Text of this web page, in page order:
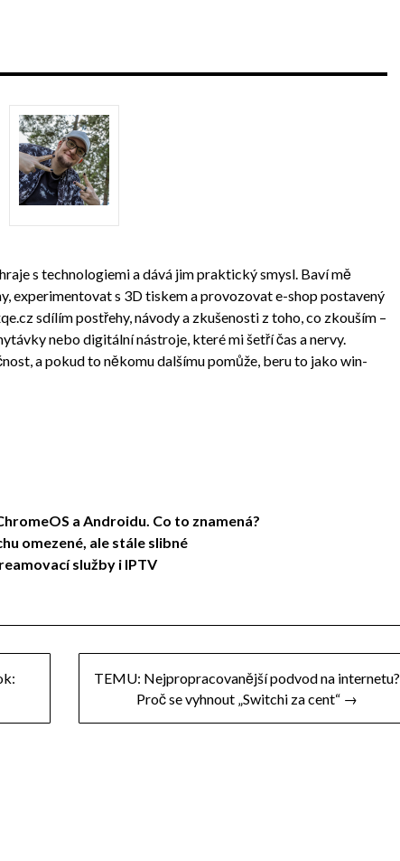
s technologiemi a dává jim praktický smysl. Baví mě
experimentovat s 3D tiskem a provozovat e-shop postavený
sdílím postřehy, návody a zkušenosti z toho, co zkouším –
nebo digitální nástroje, které mi šetří čas a nervy.
a pokud to někomu dalšímu pomůže, beru to jako win-
a Androidu. Co to znamená?
omezené, ale stále slibné
služby i IPTV
TEMU: Nejpropracovanější podvod na internetu?
Proč se vyhnout „Switchi za cent“ →